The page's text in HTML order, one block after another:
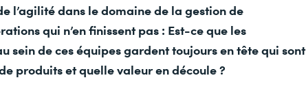
l’agilité dans le domaine de la gestion de
qui n’en finissent pas : Est-ce que les
sein de ces équipes gardent toujours en tête qui sont
produits et quelle valeur en découle ?